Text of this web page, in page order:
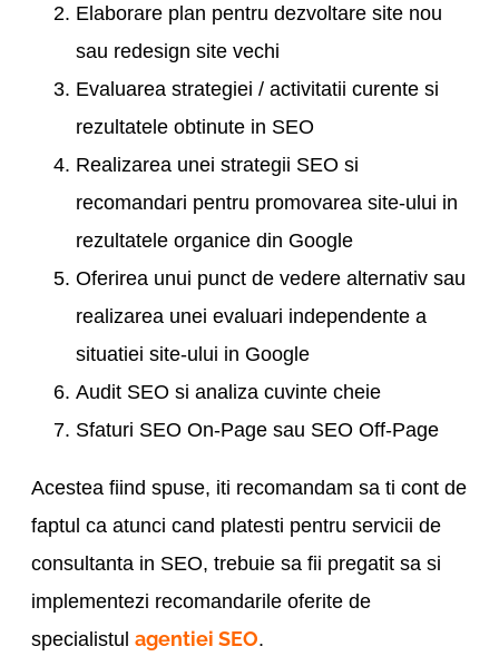
Elaborare plan pentru dezvoltare site nou
sau redesign site vechi
Evaluarea strategiei / activitatii curente si
rezultatele obtinute in SEO
Realizarea unei strategii SEO si
recomandari pentru promovarea site-ului in
rezultatele organice din Google
Oferirea unui punct de vedere alternativ sau
realizarea unei evaluari independente a
situatiei site-ului in Google
Audit SEO si analiza cuvinte cheie
Sfaturi SEO On-Page sau SEO Off-Page
Acestea fiind spuse, iti recomandam sa ti cont de
faptul ca atunci cand platesti pentru servicii de
consultanta in SEO, trebuie sa fii pregatit sa si
implementezi recomandarile oferite de
specialistulagentiei SEO.